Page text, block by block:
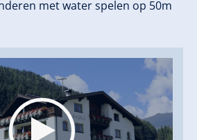
met water spelen op 50m